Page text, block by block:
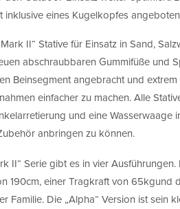
inklusive eines Kugelkopfes
II“ Stative für Einsatz in Sand,
abschraubbaren Gummifüße und
Beinsegment angebracht und
einfacher zu machen. Alle
und eine Wasserwaage
anbringen zu können.
II“ Serie gibt es in vier Ausführungen.
190cm, einer Tragkraft von 65kgund
Familie. Die „Alpha“ Version ist sein